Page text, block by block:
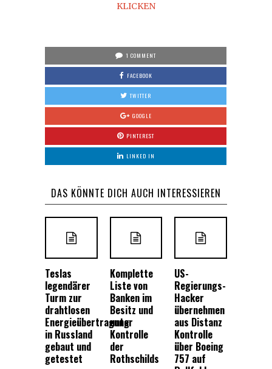
KLICKEN
1 COMMENT
FACEBOOK
TWITTER
GOOGLE
PINTEREST
LINKED IN
DAS KÖNNTE DICH AUCH INTERESSIEREN
Teslas
legendärer
Turm zur
drahtlosen
Energieübertragung
in Russland
gebaut und
getestet
Komplette
Liste von
Banken im
Besitz und
unter
Kontrolle
der
Rothschilds
US-
Regierungs-
Hacker
übernehmen
aus Distanz
Kontrolle
über Boeing
757 auf